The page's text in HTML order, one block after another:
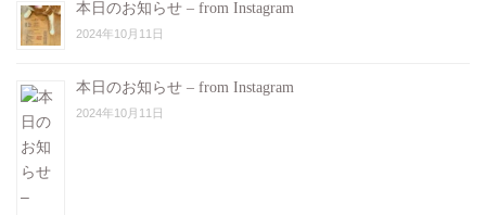
本日のお知らせ – from Instagram
2024年10月11日
本日のお知らせ – from Instagram
2024年10月11日